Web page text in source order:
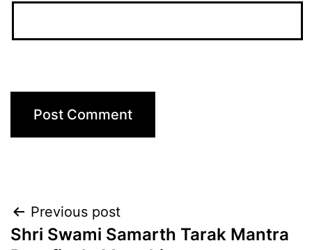
Post
Previous post
Shri Swami Samarth Tarak Mantra